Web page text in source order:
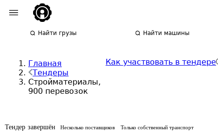
Найти грузы Найти машины
Главная
Тендеры
Стройматериалы,
900 перевозок
Как участвовать в тендере
Тендер завершён Несколько поставщиков Только собственный транспорт